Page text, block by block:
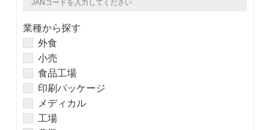
業種から探す
外食
小売
食品工場
印刷パッケージ
メディカル
工場